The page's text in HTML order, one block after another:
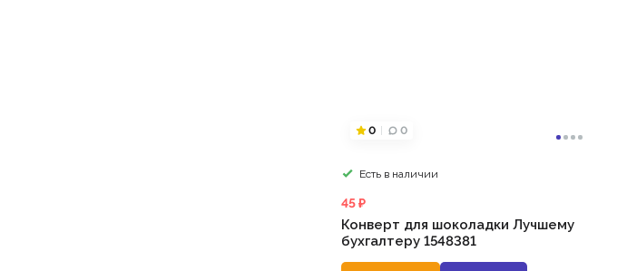
0 0
Есть в наличии
45 ₽
Конверт для шоколадки Лучшему
бухгалтеру 1548381